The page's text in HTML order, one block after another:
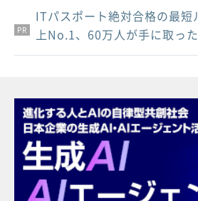
PR
PR
PR
ITパスポート絶対合格の最短
上No.1、60万人が手に取っ